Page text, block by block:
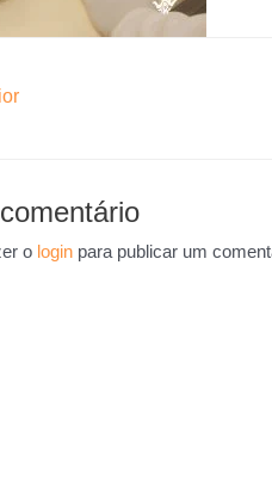
o login para publicar um